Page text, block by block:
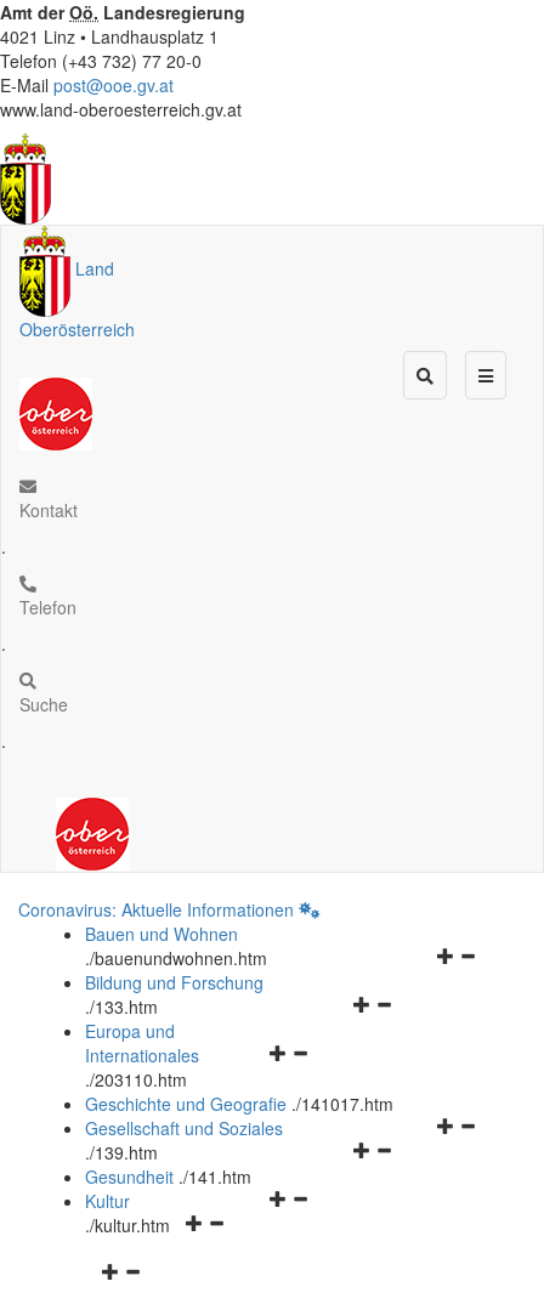
Amt derOö. Landesregierung
4021 Linz • Landhausplatz 1
Telefon (+43 732) 77 20-0
E-Mail post@ooe.gv.at
www.land-oberoesterreich.gv.at
Land
Oberösterreich
Kontakt
.
Telefon
.
Suche
.
Coronavirus: Aktuelle Informationen
Bauen und Wohnen
./bauenundwohnen.htm
Navigationsmenü
Bildung und Forschung
./133.htm
Navigationsmenü
und
schließen
Europa und
Internationales
./203110.htm
Geschichte und Geografie ./141017.htm
Navigationsmenü
Gesellschaft und Soziales
./139.htm
Navigationsmenü
Gesundheit ./141.htm
Navigationsmenü
Kultur
./kultur.htm
Navigationsmenü